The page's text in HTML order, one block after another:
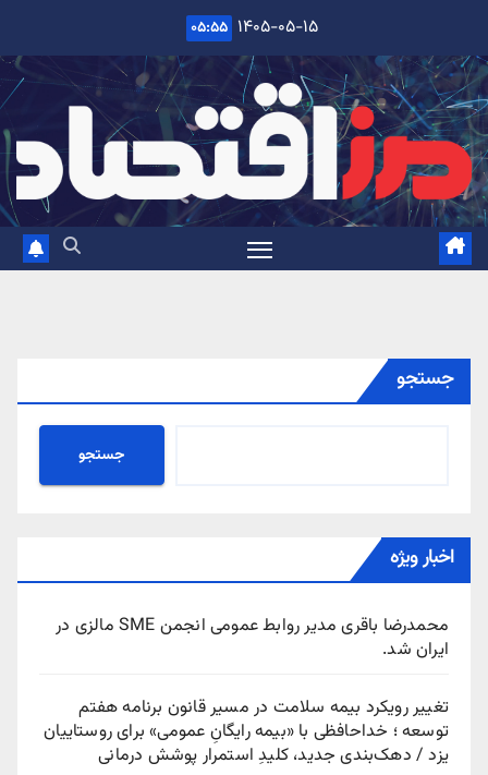
content
۱۴۰۵-۰۵-۱۵ ۰۵:۵۵
جستجو
جستجو
اخبار ویژه
محمدرضا باقری مدیر روابط عمومی انجمن SME مالزی در
ایران شد.
تغییر رویکرد بیمه سلامت در مسیر قانون برنامه هفتم
توسعه ؛ خداحافظی با «بیمه رایگانِ عمومی» برای روستاییان
یزد / دهک‌بندی جدید، کلیدِ استمرار پوشش درمانی